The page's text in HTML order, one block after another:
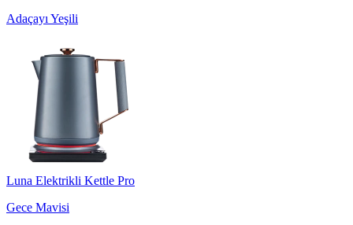
Adaçayı Yeşili
Luna Elektrikli Kettle Pro
Gece Mavisi